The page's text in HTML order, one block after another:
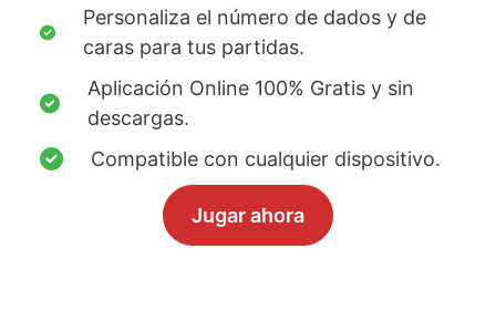
Personaliza el número de dados y de
caras para tus partidas.
Aplicación Online 100% Gratis y sin
descargas.
Compatible con cualquier dispositivo.
Jugar ahora